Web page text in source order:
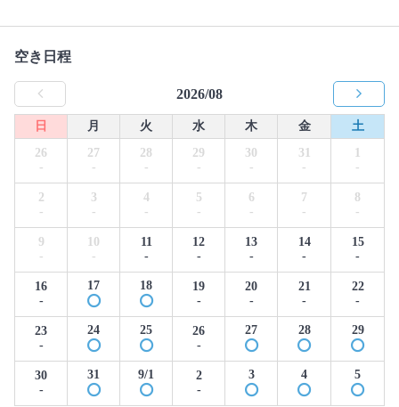
空き日程
2026/08
日 月 火 水 木 金
土
26
-
27
-
28
-
29
-
30
-
31
-
1
-
2
-
3
-
4
-
5
-
6
-
7
-
8
-
9
-
10
-
11
-
12
-
13
-
14
-
15
-
16
-
17 18
19
-
20
-
21
-
22
-
23
-
24 25
26
-
27 28 29
30
-
31 9/1
2
-
3 4 5